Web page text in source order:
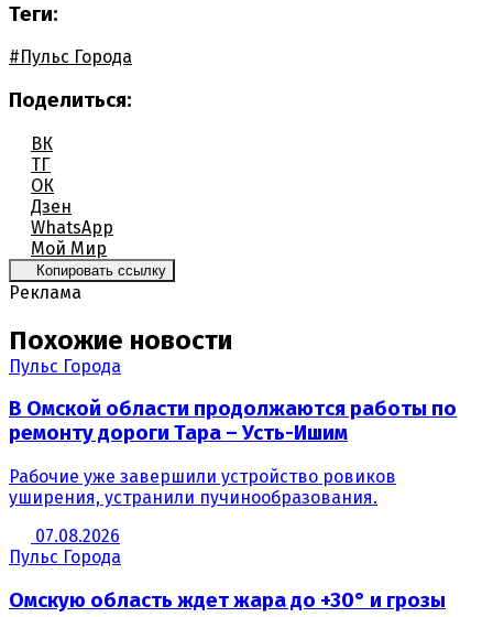
Теги:
#Пульс Города
Поделиться:
ВК
ТГ
ОК
Дзен
WhatsApp
Мой Мир
Копировать ссылку
Реклама
Похожие новости
Пульс Города
В Омской области продолжаются работы по
ремонту дороги Тара – Усть-Ишим
Рабочие уже завершили устройство ровиков
уширения, устранили пучинообразования.
07.08.2026
Пульс Города
Омскую область ждет жара до +30° и грозы